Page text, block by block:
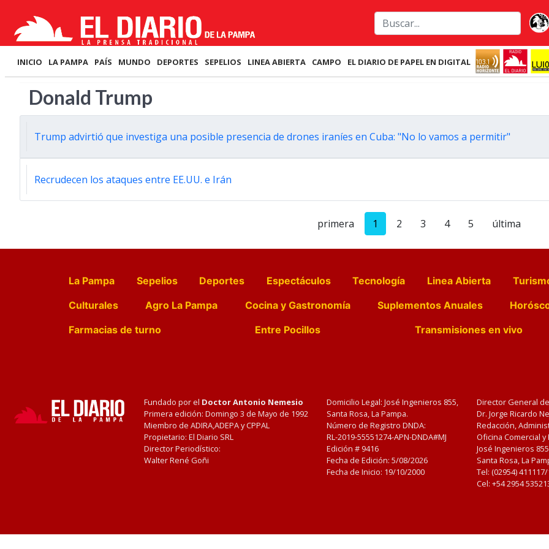
INICIO LA PAMPA PAÍS MUNDO DEPORTES SEPELIOS LINEA ABIERTA CAMPO EL DIARIO DE PAPEL EN DIGITAL
Donald Trump
Trump advirtió que investiga una posible presencia de drones iraníes en Cuba: "No lo vamos a permitir"
Recrudecen los ataques entre EE.UU. e Irán
primera 1 2 3 4 5 última
La Pampa Sepelios Deportes Espectáculos Tecnología Linea Abierta
Culturales
Agro La Pampa Cocina y Gastronomía Suplementos Anuales
Farmacias de turno
Entre Pocillos Transmisiones en vivo
Fundado por el Doctor Antonio Nemesio
Primera edición: Domingo 3 de Mayo de 1992
Miembro de ADIRA,ADEPA y CPPAL
Propietario: El Diario SRL
Director Periodístico:
Walter René Goñi
Domicilio Legal: José Ingenieros 855,
Santa Rosa, La Pampa.
Número de Registro DNDA:
RL-2019-55551274-APN-DNDA#MJ
Edición # 9416
Fecha de Edición:5/08/2026
Fecha de Inicio: 19/10/2000
Director General
Dr. Jorge Ricardo
Redacción,
Oficina Comercial
José Ingenieros
Santa Rosa, La
Tel: (02954)
Cel: +54 2954